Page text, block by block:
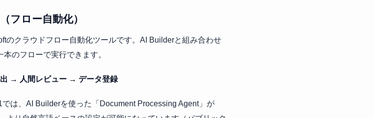
フロー自動化）
のクラウドフロー自動化ツールです。AI Builderと組み合わせ
のフローで実行できます。
→ 人間レビュー → データ登録
は、AI Builderを使った「Document Processing Agent」が